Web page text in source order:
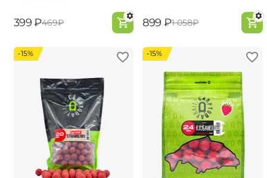
‍399‍ ₽‍469‍₽ ‍899‍ ₽‍1 058‍₽
-15% -15%